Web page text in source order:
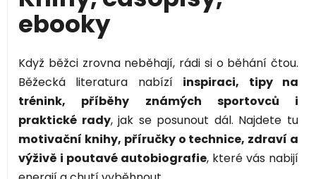
ebooky
Když běžci zrovna neběhají, rádi si o běhání čtou.
Běžecká literatura nabízí inspiraci, tipy na
trénink, příběhy známých sportovců i
praktické rady, jak se posunout dál. Najdete tu
motivační knihy, příručky o technice, zdraví a
výživě i poutavé autobiografie, které vás nabijí